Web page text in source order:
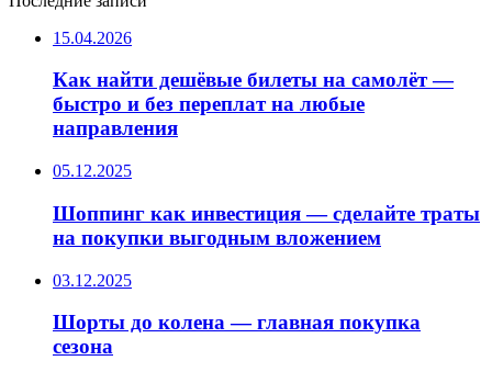
15.04.2026
Как найти дешёвые билеты на самолёт —
быстро и без переплат на любые
направления
05.12.2025
Шоппинг как инвестиция — сделайте траты
на покупки выгодным вложением
03.12.2025
Шорты до колена — главная покупка
сезона